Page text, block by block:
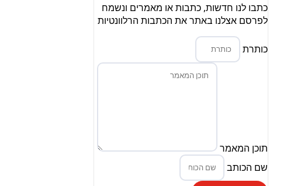
כתבו לנו חדשות, כתבות או מאמרים ונשמח
לפרסם אצלנו באתר את הכתבות הרלוונטיות
כותרת
תוכן המאמר
שם הכותב